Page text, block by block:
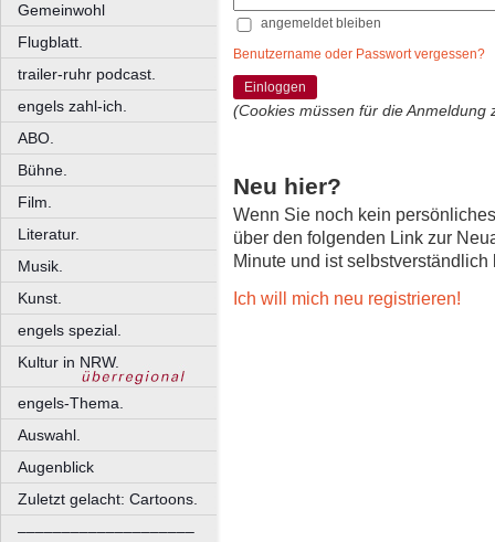
Gemeinwohl
Flugblatt.
trailer-ruhr podcast.
engels zahl-ich.
ABO.
Bühne.
Film.
Literatur.
Musik.
Kunst.
engels spezial.
Kultur in NRW.
engels-Thema.
Auswahl.
Augenblick
Zuletzt gelacht: Cartoons.
––––––––––––––––––––
angemeldet bleiben
Benutzername oder Passwort vergessen?
Einloggen
(Cookies müssen für die Anmeldung
Neu hier?
Wenn Sie noch kein
über den folgenden Link zur
Minute und ist selbstverständlich
Ich will mich neu registrieren!